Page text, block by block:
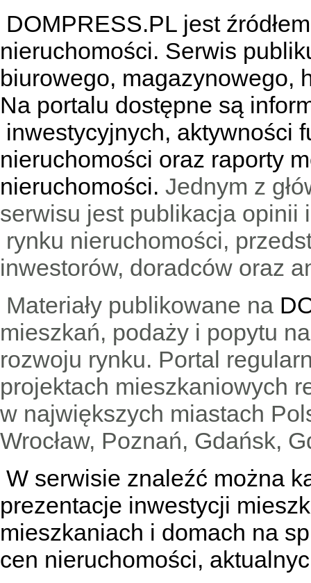
DOMPRESS.PL jest
nieruchomości. Serwis
biurowego, magazynowego,
Na portalu dostępne są
inwestycyjnych, aktywności
nieruchomości oraz raporty
nieruchomości. Jednym z
serwisu jest publikacja
rynku nieruchomości,
inwestorów, doradców oraz
Materiały publikowane na
mieszkań, podaży i popytu
rozwoju rynku. Portal
projektach mieszkaniowych
w największych miastach
Wrocław, Poznań, Gdańsk,
W serwisie znaleźć można
prezentacje inwestycji
mieszkaniach i domach na
cen nieruchomości,